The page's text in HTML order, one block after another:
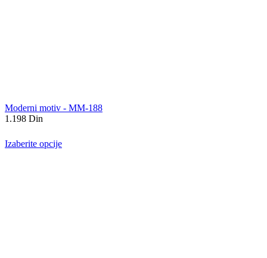
Moderni motiv - MM-188
1.198 Din
Izaberite opcije